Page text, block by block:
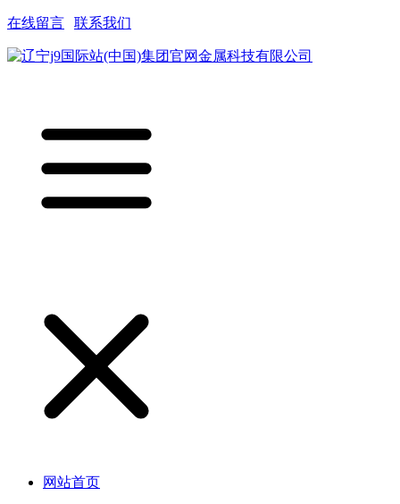
在线留言 联系我们
网站首页